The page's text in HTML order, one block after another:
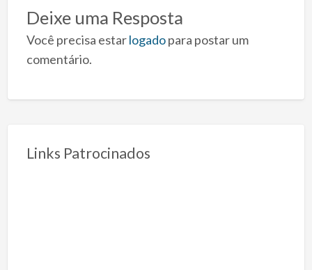
Deixe uma Resposta
Você precisa estarlogadopara postar um
comentário.
Links Patrocinados